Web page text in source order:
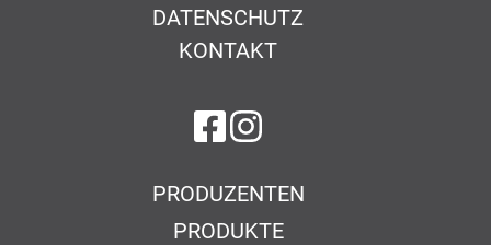
DATENSCHUTZ
KONTAKT
auf Facebook
auf Instagram
PRODUZENTEN
PRODUKTE